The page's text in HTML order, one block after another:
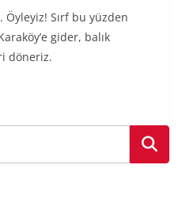
Öyleyiz! Sırf bu yüzden
gider, balık
döneriz.